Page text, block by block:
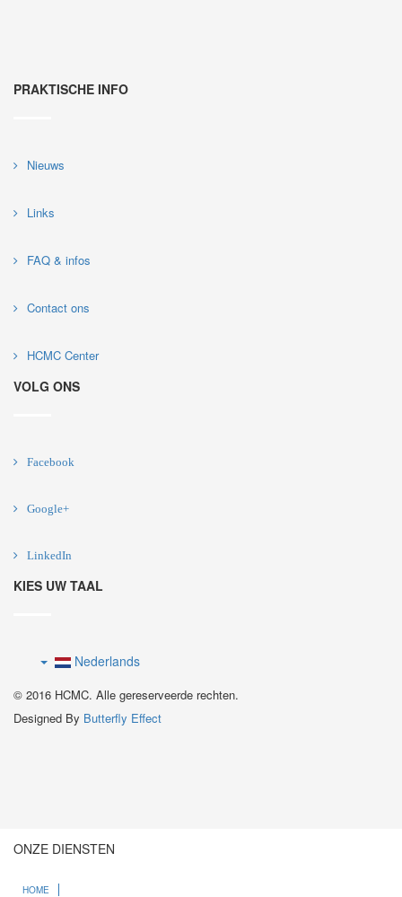
PRAKTISCHE INFO
Nieuws
Links
FAQ & infos
Contact ons
HCMC Center
VOLG ONS
Facebook
Google+
LinkedIn
KIES UW TAAL
Nederlands
© 2016 HCMC. Alle gereserveerde rechten.
Designed By Butterfly Effect
ONZE DIENSTEN
HOME